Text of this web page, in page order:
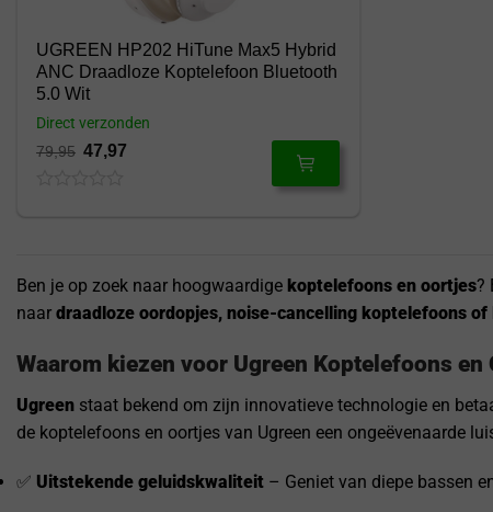
UGREEN HP202 HiTune Max5 Hybrid
ANC Draadloze Koptelefoon Bluetooth
5.0 Wit
79,95 47,97
Direct verzonden
Ben je op zoek naar hoogwaardige koptelefoons en oortjes?
naar draadloze oordopjes, noise-cancelling koptelefoons
Waarom kiezen voor Ugreen Koptelefoons en
Ugreen staat bekend om zijn innovatieve technologie en
de koptelefoons en oortjes van Ugreen een ongeëvenaarde
✅ Uitstekende geluidskwaliteit – Geniet van diepe bassen